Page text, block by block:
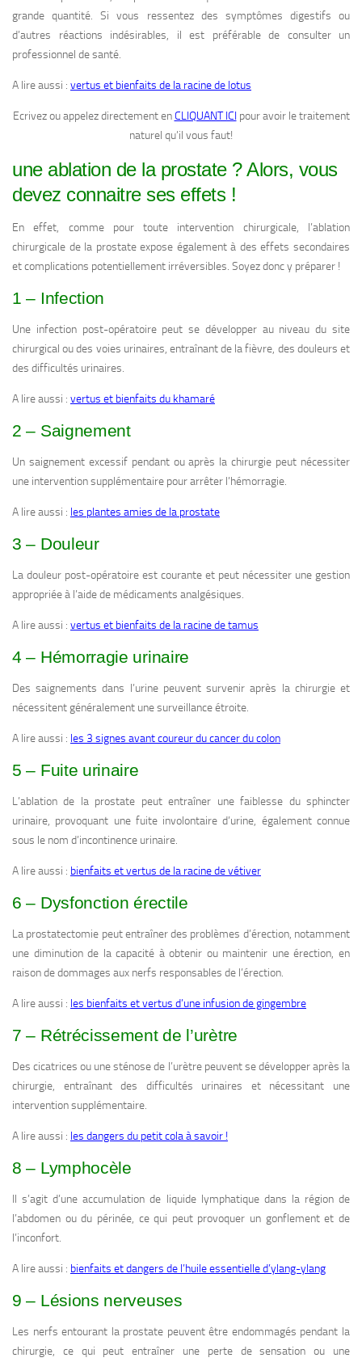
grande quantité. Si vous ressentez des symptômes digestifs ou
d’autres réactions indésirables, il est préférable de consulter un
professionnel de santé.
A lire aussi : vertus et bienfaits de la racine de lotus
Ecrivez ou appelez directement enCLIQUANT ICI pour avoir le traitement
naturel qu’il vous faut!
une ablation de la prostate ? Alors, vous
devez connaitre ses effets !
En effet, comme pour toute intervention chirurgicale, l’ablation
chirurgicale de la prostate expose également à des effets secondaires
et complications potentiellement irréversibles. Soyez donc y préparer !
1 – Infection
Une infection post-opératoire peut se développer au niveau du site
chirurgical ou des voies urinaires, entraînant de la fièvre, des douleurs et
des difficultés urinaires.
A lire aussi : vertus et bienfaits du khamaré
2 – Saignement
Un saignement excessif pendant ou après la chirurgie peut nécessiter
une intervention supplémentaire pour arrêter l’hémorragie.
A lire aussi : les plantes amies de la prostate
3 – Douleur
La douleur post-opératoire est courante et peut nécessiter une gestion
appropriée à l’aide de médicaments analgésiques.
A lire aussi : vertus et bienfaits de la racine de tamus
4 – Hémorragie urinaire
Des saignements dans l’urine peuvent survenir après la chirurgie et
nécessitent généralement une surveillance étroite.
A lire aussi : les 3 signes avant coureur du cancer du colon
5 – Fuite urinaire
L’ablation de la prostate peut entraîner une faiblesse du sphincter
urinaire, provoquant une fuite involontaire d’urine, également connue
sous le nom d’incontinence urinaire.
A lire aussi : bienfaits et vertus de la racine de vétiver
6 – Dysfonction érectile
La prostatectomie peut entraîner des problèmes d’érection, notamment
une diminution de la capacité à obtenir ou maintenir une érection, en
raison de dommages aux nerfs responsables de l’érection.
A lire aussi : les bienfaits et vertus d’une infusion de gingembre
7 – Rétrécissement de l’urètre
Des cicatrices ou une sténose de l’urètre peuvent se développer après la
chirurgie, entraînant des difficultés urinaires et nécessitant une
intervention supplémentaire.
A lire aussi : les dangers du petit cola à savoir !
8 – Lymphocèle
Il s’agit d’une accumulation de liquide lymphatique dans la région de
l’abdomen ou du périnée, ce qui peut provoquer un gonflement et de
l’inconfort.
A lire aussi : bienfaits et dangers de l’huile essentielle d’ylang-ylang
9 – Lésions nerveuses
Les nerfs entourant la prostate peuvent être endommagés pendant la
chirurgie, ce qui peut entraîner une perte de sensation ou une